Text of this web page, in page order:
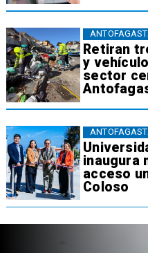
Retiran
y
sector
inaugura
acceso
Coloso